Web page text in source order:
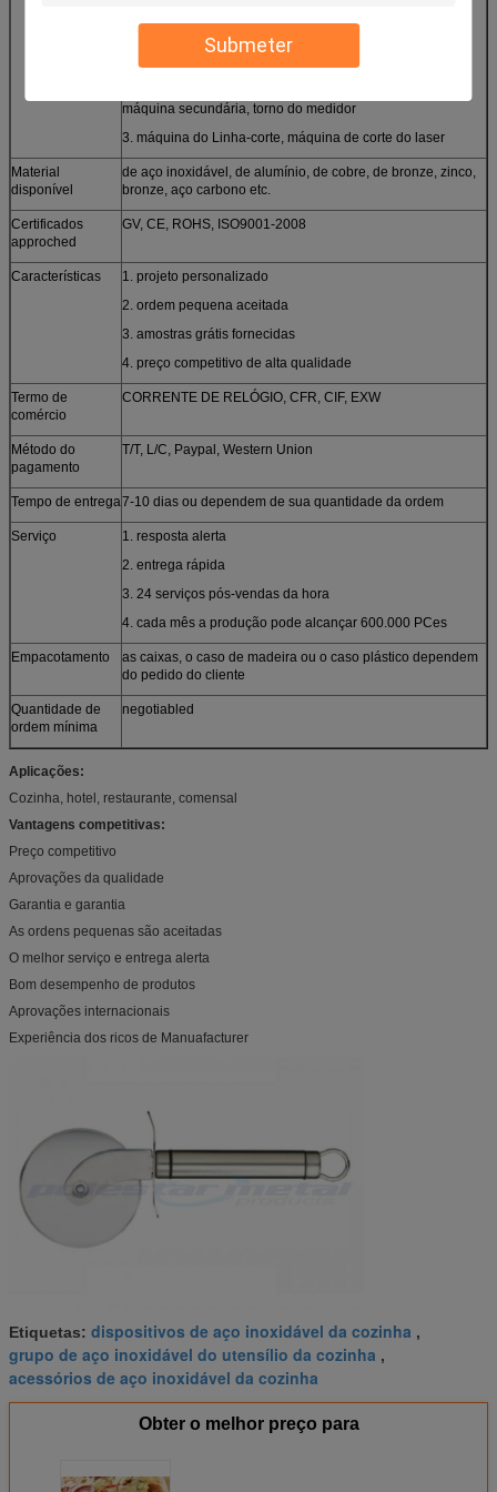
Submeter
2. CNC que mói e que gira, moendo, dobrando, afiando,
máquina secundária, torno do medidor
3. máquina do Linha-corte, máquina de corte do laser
Material
disponível
de aço inoxidável, de alumínio, de cobre, de bronze, zinco,
bronze, aço carbono etc.
Certificados
approched
GV, CE, ROHS, ISO9001-2008
Características
1. projeto personalizado
2. ordem pequena aceitada
3. amostras grátis fornecidas
4. preço competitivo de alta qualidade
Termo de
comércio
CORRENTE DE RELÓGIO, CFR, CIF, EXW
Método do
pagamento
T/T, L/C, Paypal, Western Union
Tempo de entrega7-10 dias ou dependem de sua quantidade da ordem
Serviço
1. resposta alerta
2. entrega rápida
3. 24 serviços pós-vendas da hora
4. cada mês a produção pode alcançar 600.000 PCes
Empacotamento
as caixas, o caso de madeira ou o caso plástico dependem
do pedido do cliente
Quantidade de
ordem mínima
negotiabled
Aplicações:
Cozinha, hotel, restaurante, comensal
Vantagens competitivas:
Preço competitivo
Aprovações da qualidade
Garantia e garantia
As ordens pequenas são aceitadas
O melhor serviço e entrega alerta
Bom desempenho de produtos
Aprovações internacionais
Experiência dos ricos de Manuafacturer
Etiquetas: dispositivos de aço inoxidável da cozinha ,
grupo de aço inoxidável do utensílio da cozinha ,
acessórios de aço inoxidável da cozinha
Obter o melhor preço para